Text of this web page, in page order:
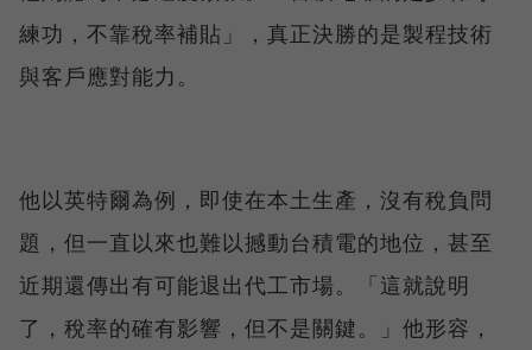
練功，不靠稅率補貼」，真正決勝的是製程技術
與客戶應對能力。
他以英特爾為例，即使在本土生產，沒有稅負問
題，但一直以來也難以撼動台積電的地位，甚至
近期還傳出有可能退出代工市場。「這就說明
了，稅率的確有影響，但不是關鍵。」他形容，